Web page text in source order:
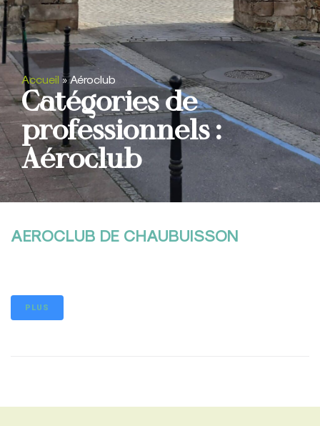
Accueil »Aéroclub
Catégories de
professionnels :
Aéroclub
AEROCLUB DE CHAUBUISSON
PLUS